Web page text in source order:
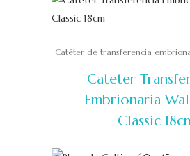
Catéter de transferencia
Cateter
Embrionaria
Classic